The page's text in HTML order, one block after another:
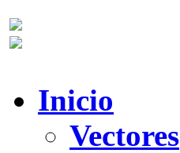
Inicio
Vectores